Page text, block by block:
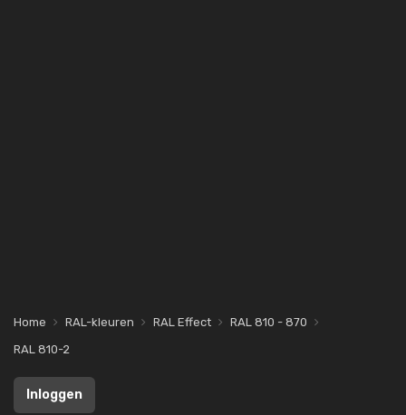
Home RAL-kleuren RAL Effect
RAL 810 - 870
RAL 810-2
Inloggen